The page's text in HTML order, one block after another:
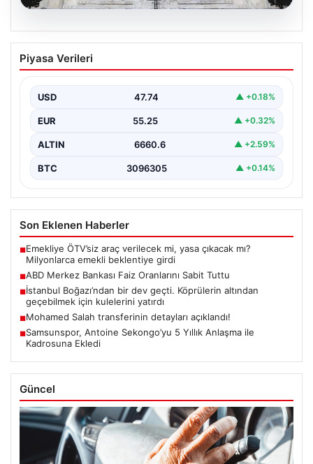
ABD Merkez Bankası Faiz Oranlarını
Sabit Tuttu
uyumlu olarak politika faiz oranını değiştirmeyerek
yüzde…
Piyasa Verileri
USD 47.74 ▲ +0.18%
EUR 55.25 ▲ +0.32%
ALTIN 6660.6 ▲ +2.59%
BTC 3096305 ▲ +0.14%
Son Eklenen Haberler
■Emekliye ÖTV’siz araç verilecek mi, yasa çıkacak mı?
Milyonlarca emekli beklentiye girdi
■ABD Merkez Bankası Faiz Oranlarını Sabit Tuttu
■İstanbul Boğazı’ndan bir dev geçti. Köprülerin altından
geçebilmek için kulelerini yatırdı
■Mohamed Salah transferinin detayları açıklandı!
■Samsunspor, Antoine Sekongo’yu 5 Yıllık Anlaşma ile
Kadrosuna Ekledi
Güncel